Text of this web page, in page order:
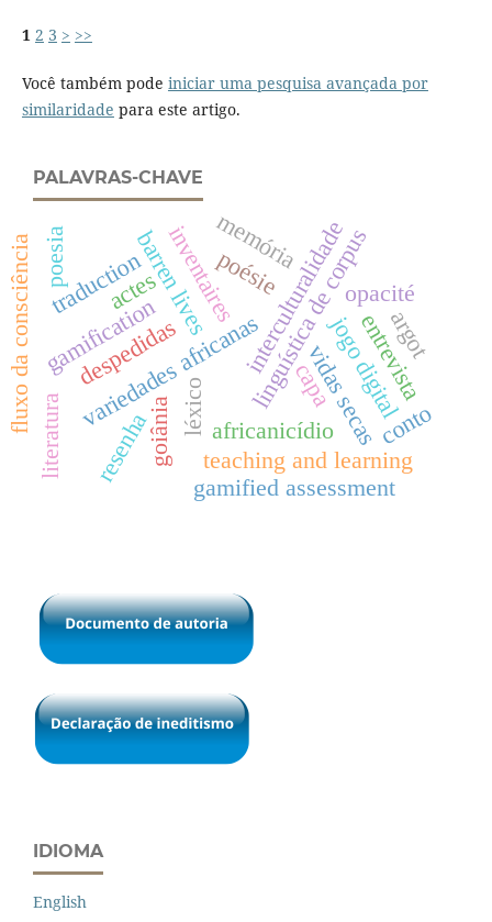
1 2 3 > >>
Você também pode iniciar uma pesquisa avançada por
similaridade para este artigo.
PALAVRAS-CHAVE
interculturalidade
variedades africanasafricanicídio
goiânia
linguística de corpus
vidas secas
barren lives
resenha
jogo digital
despedidas entrevista
inventairespoésie opacité
traduction
argot
léxico
teaching and learning
gamified assessment
gamification
literatura
poesia
capa
memória
fluxo da consciência conto
actes
IDIOMA
English